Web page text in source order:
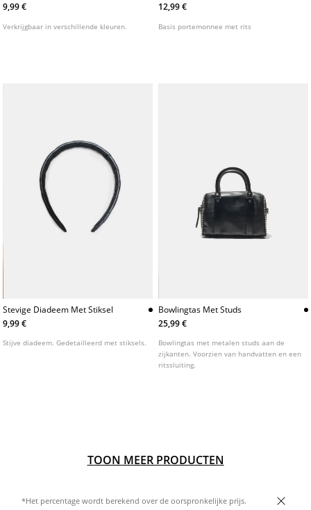
9,99 €
Verkrijgbaar in verschillende kleuren.
12,99 €
Basis portemonnee met rits
Stevige Diadeem Met Stiksel
9,99 €
Stijve diadeem. Gedetailleerd met stiksels.
Bowlingtas Met Studs
25,99 €
Bowlingtas met metalen studs aan de
zijkanten. Voorzien van handvatten en een
ritssluiting.
TOON MEER PRODUCTEN
*Het percentage wordt berekend over de oorspronkelijke prijs.